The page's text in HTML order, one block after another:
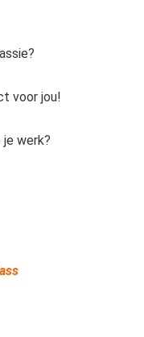
voor jou!
werk?